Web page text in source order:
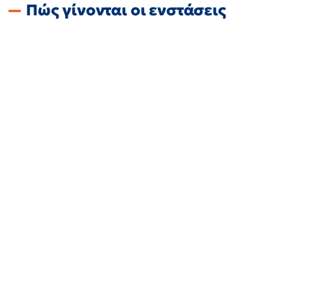
Πώς γίνονται οι ενστάσεις